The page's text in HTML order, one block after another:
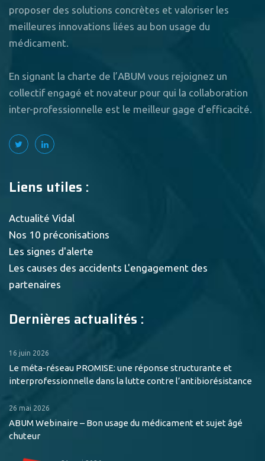
proposer des solutions concrètes et valoriser les
meilleures innovations liées au bon usage du
médicament.
En signant la charte de l’ABUM vous rejoignez un
collectif engagé et novateur pour qui la collaboration
inter-professionnelle est le meilleur gage d’efficacité.
Liens utiles :
Actualité Vidal
Nos 10 préconisations
Les signes d'alerte
Les causes des accidents L'engagement des
partenaires
Dernières actualités :
16 juin 2026
Le méta-réseau PROMISE: une réponse structurante et
interprofessionnelle dans la lutte contre l’antibiorésistance
26 mai 2026
ABUM Webinaire – Bon usage du médicament et sujet âgé
chuteur